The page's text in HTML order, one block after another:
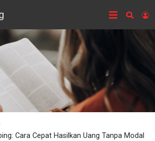
Cara Cepat Hasilkan Uang Tanpa Modal